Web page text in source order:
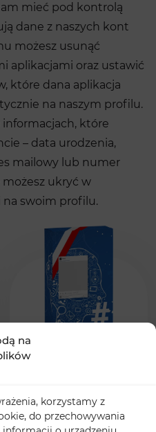
na
korzystamy z
do przechowywania
mieć pod kontrolą
dane z naszych kont
możesz usunąć
aplikacjami oraz ustawić
które dana aplikacja
na naszym profilu.
które
– data urodzenia,
mailowy lub numer
ukryć w
swoim profilu.
Głosy w ankiecie z